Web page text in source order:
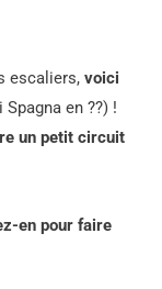
escaliers, voici
Spagna en ??) !
un petit circuit
en pour faire